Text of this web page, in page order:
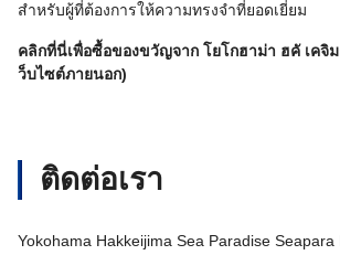
สำหรับผู้ที่ต้องการให้ความทรงจำที่ยอดเยี่ยม
คลิกที่นี่เพื่อซื้อของขวัญจาก โยโกฮาม่า ฮคั เคจิ
ว็บไซต์ภายนอก)
ติดต่อเรา
Yokohama Hakkeijima Sea Paradise Seapara